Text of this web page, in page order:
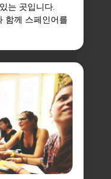
는 곳입니다.
함께 스페인어를